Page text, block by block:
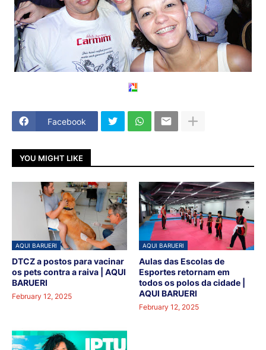
Facebook
YOU MIGHT LIKE
AQUI BARUERI
DTCZ a postos para vacinar
os pets contra a raiva | AQUI
BARUERI
February 12, 2025
AQUI BARUERI
Aulas das Escolas de
Esportes retornam em
todos os polos da cidade |
AQUI BARUERI
February 12, 2025